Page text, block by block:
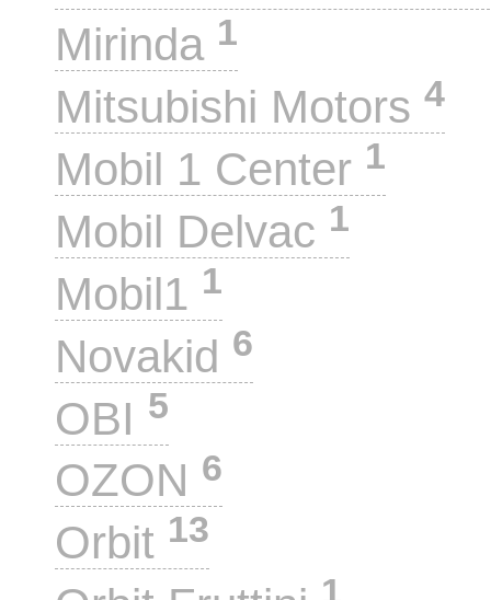
Mirinda 1
Mitsubishi Motors 4
Mobil 1 Center 1
Mobil Delvac 1
Mobil1 1
Novakid 6
OBI 5
OZON 6
Orbit 13
1